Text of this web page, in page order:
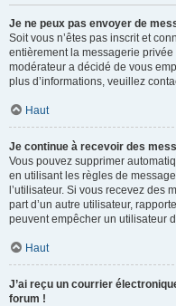
Je ne peux pas envoyer de
Soit vous n’êtes pas inscrit et
entièrement la messagerie
modérateur a décidé de vous
plus d’informations, veuillez
Haut
Je continue à recevoir des
Vous pouvez supprimer
en utilisant les règles de
l’utilisateur. Si vous recevez des
part d’un autre utilisateur,
peuvent empêcher un utilisateur
Haut
J’ai reçu un courrier
forum !